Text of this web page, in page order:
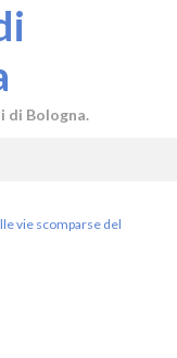
di Bologna.
vie scomparse del